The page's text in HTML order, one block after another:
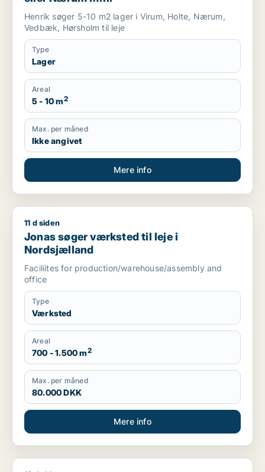
Henrik søger 5-10 m2 lager i Virum, Holte, Nærum,
Vedbæk, Hørsholm til leje
Type
Lager
Areal
5 - 10 m2
Max. per måned
Ikke angivet
Mere info
Jonas søger værksted til leje i Nordsjælland
11 d siden
Jonas søger værksted til leje i
Nordsjælland
Faciliites for production/warehouse/assembly and
office
Type
Værksted
Areal
700 - 1.500 m2
Max. per måned
80.000 DKK
Mere info